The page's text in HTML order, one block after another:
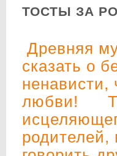
ТОСТЫ ЗА
Древняя
сказать о
ненависти,
любви!
родителей,